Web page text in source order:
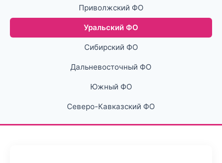
Приволжский ФО
Уральский ФО
Сибирский ФО
Дальневосточный ФО
Южный ФО
Северо-Кавказский ФО